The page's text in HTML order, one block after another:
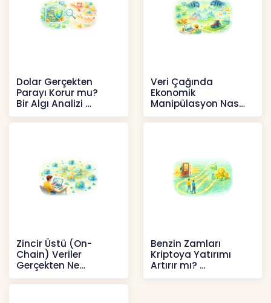
Dolar Gerçekten
Parayı Korur mu?
Bir Algı Analizi
İçerikler
Veri Çağında
Ekonomik
Manipülasyon Nasıl
Şekil Değiştirdi?
İçerikler
Zincir Üstü (On-
Chain) Veriler
Gerçekten Ne
Anlatır?
Kripto
Benzin Zamları
Kriptoya Yatırımı
Artırır mı?
Kripto